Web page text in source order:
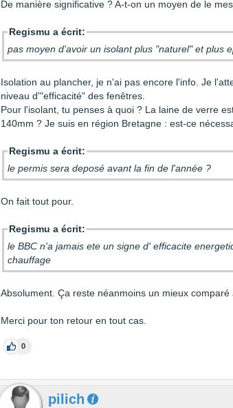
De manière significative ? A-t-on un moyen de le
Regismu a écrit:
pas moyen d'avoir un isolant plus "naturel" et plus
Isolation au plancher, je n'ai pas encore l'info. Je
niveau d'"efficacité" des fenêtres.
Pour l'isolant, tu penses à quoi ? La laine de verre
140mm ? Je suis en région Bretagne : est-ce
Regismu a écrit:
le permis sera deposé avant la fin de l'année ?
On fait tout pour.
Regismu a écrit:
le BBC n'a jamais ete un signe d' efficacite energetique ... surtout pouvant te
chauffage
Absolument. Ça reste néanmoins un mieux comparé
Merci pour ton retour en tout cas.
0
pilich